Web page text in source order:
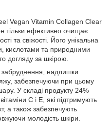
Vegan Vitamin Collagen Clear
тільки ефективно очищає
та свіжості. Його унікальна
кислотами та природними
догляду за шкірою.
забруднення, надлишки
забезпечуючи при цьому
У складі продукту 24%
C і E, які підтримують
а також забезпечують
молодість шкіри.